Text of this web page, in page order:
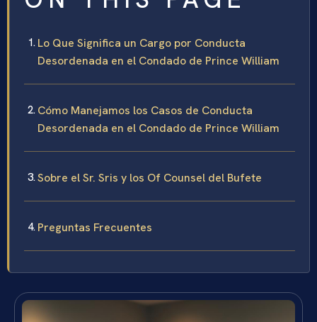
Lo Que Significa un Cargo por Conducta
Desordenada en el Condado de Prince William
Cómo Manejamos los Casos de Conducta
Desordenada en el Condado de Prince William
Sobre el Sr. Sris y los Of Counsel del Bufete
Preguntas Frecuentes